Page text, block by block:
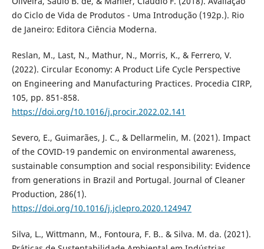
do Ciclo de Vida de Produtos - Uma Introdução (192p.). Rio
de Janeiro: Editora Ciência Moderna.
Reslan, M., Last, N., Mathur, N., Morris, K., & Ferrero, V.
(2022). Circular Economy: A Product Life Cycle Perspective
on Engineering and Manufacturing Practices. Procedia CIRP,
105, pp. 851-858.
https://doi.org/10.1016/j.procir.2022.02.141
Severo, E., Guimarães, J. C., & Dellarmelin, M. (2021). Impact
of the COVID-19 pandemic on environmental awareness,
sustainable consumption and social responsibility: Evidence
from generations in Brazil and Portugal. Journal of Cleaner
Production, 286(1).
https://doi.org/10.1016/j.jclepro.2020.124947
Silva, L., Wittmann, M., Fontoura, F. B.. & Silva. M. da. (2021).